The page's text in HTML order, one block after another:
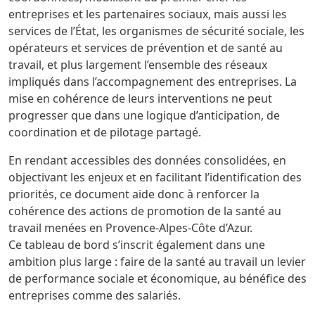
entreprises et les partenaires sociaux, mais aussi les
services de l’État, les organismes de sécurité sociale, les
opérateurs et services de prévention et de santé au
travail, et plus largement l’ensemble des réseaux
impliqués dans l’accompagnement des entreprises. La
mise en cohérence de leurs interventions ne peut
progresser que dans une logique d’anticipation, de
coordination et de pilotage partagé.
En rendant accessibles des données consolidées, en
objectivant les enjeux et en facilitant l’identification des
priorités, ce document aide donc à renforcer la
cohérence des actions de promotion de la santé au
travail menées en Provence-Alpes-Côte d’Azur.
Ce tableau de bord s’inscrit également dans une
ambition plus large : faire de la santé au travail un levier
de performance sociale et économique, au bénéfice des
entreprises comme des salariés.